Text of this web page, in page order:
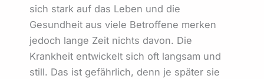
sich stark auf das Leben und die
Gesundheit aus viele Betroffene merken
jedoch lange Zeit nichts davon. Die
Krankheit entwickelt sich oft langsam und
still. Das ist gefährlich, denn je später sie